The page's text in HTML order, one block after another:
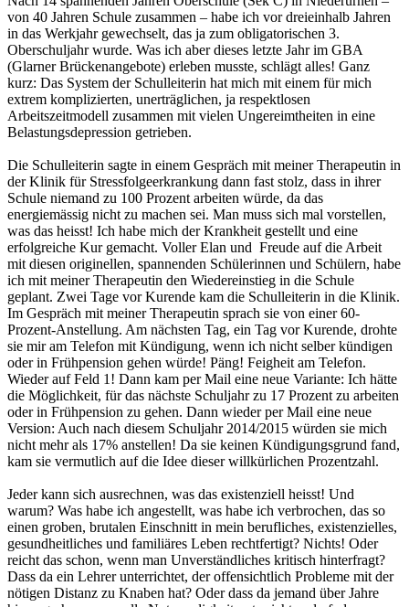
von 40 Jahren Schule zusammen – habe ich vor dreieinhalb Jahren
in das Werkjahr gewechselt, das ja zum obligatorischen 3.
Oberschuljahr wurde. Was ich aber dieses letzte Jahr im GBA
(Glarner Brückenangebote) erleben musste, schlägt alles! Ganz
kurz: Das System der Schulleiterin hat mich mit einem für mich
extrem komplizierten, unerträglichen, ja respektlosen
Arbeitszeitmodell zusammen mit vielen Ungereimtheiten in eine
Belastungsdepression getrieben.
Die Schulleiterin sagte in einem Gespräch mit meiner Therapeutin in
der Klinik für Stressfolgeerkrankung dann fast stolz, dass in ihrer
Schule niemand zu 100 Prozent arbeiten würde, da das
energiemässig nicht zu machen sei. Man muss sich mal vorstellen,
was das heisst! Ich habe mich der Krankheit gestellt und eine
erfolgreiche Kur gemacht. Voller Elan und Freude auf die Arbeit
mit diesen originellen, spannenden Schülerinnen und Schülern, habe
ich mit meiner Therapeutin den Wiedereinstieg in die Schule
geplant. Zwei Tage vor Kurende kam die Schulleiterin in die Klinik.
Im Gespräch mit meiner Therapeutin sprach sie von einer 60-
Prozent-Anstellung. Am nächsten Tag, ein Tag vor Kurende, drohte
sie mir am Telefon mit Kündigung, wenn ich nicht selber kündigen
oder in Frühpension gehen würde! Päng! Feigheit am Telefon.
Wieder auf Feld 1! Dann kam per Mail eine neue Variante: Ich hätte
die Möglichkeit, für das nächste Schuljahr zu 17 Prozent zu arbeiten
oder in Frühpension zu gehen. Dann wieder per Mail eine neue
Version: Auch nach diesem Schuljahr 2014/2015 würden sie mich
nicht mehr als 17% anstellen! Da sie keinen Kündigungsgrund fand,
kam sie vermutlich auf die Idee dieser willkürlichen Prozentzahl.
Jeder kann sich ausrechnen, was das existenziell heisst! Und
warum? Was habe ich angestellt, was habe ich verbrochen, das so
einen groben, brutalen Einschnitt in mein berufliches, existenzielles,
gesundheitliches und familiäres Leben rechtfertigt? Nichts! Oder
reicht das schon, wenn man Unverständliches kritisch hinterfragt?
Dass da ein Lehrer unterrichtet, der offensichtlich Probleme mit der
nötigen Distanz zu Knaben hat? Oder dass da jemand über Jahre